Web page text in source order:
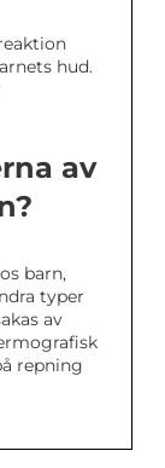
hud.
av
barn,
typer
av
repning